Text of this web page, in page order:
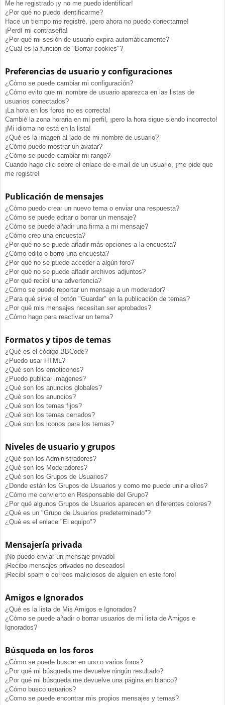
Me he registrado ¡y no me puedo identificar!
¿Por qué no puedo identificarme?
Hace un tiempo me registré, ¡pero ahora no puedo conectarme!
¡Perdí mi contraseña!
¿Por qué mi sesión de usuario expira automáticamente?
¿Cuál es la función de "Borrar cookies"?
Preferencias de usuario y configuraciones
¿Cómo se puede cambiar mi configuración?
¿Cómo evito que mi nombre de usuario aparezca en las listas de
usuarios conectados?
¡La hora en los foros no es correcta!
Cambié la zona horaria en mi perfil, ¡pero la hora sigue siendo incorrecto!
¡Mi idioma no está en la lista!
¿Qué es la imagen al lado de mi nombre de usuario?
¿Cómo puedo mostrar un avatar?
¿Cómo se puede cambiar mi rango?
Cuando hago clic sobre el enlace de e-mail de un usuario, ¡me pide que
me registre!
Publicación de mensajes
¿Cómo puedo crear un nuevo tema o enviar una respuesta?
¿Cómo se puede editar o borrar un mensaje?
¿Cómo se puede añadir una firma a mi mensaje?
¿Cómo creo una encuesta?
¿Por qué no se puede añadir más opciones a la encuesta?
¿Cómo edito o borro una encuesta?
¿Por qué no se puede acceder a algún foro?
¿Por qué no se puede añadir archivos adjuntos?
¿Por qué recibí una advertencia?
¿Cómo se puede reportar un mensaje a un moderador?
¿Para qué sirve el botón "Guardar" en la publicación de temas?
¿Por qué mis mensajes necesitan ser aprobados?
¿Cómo hago para reactivar un tema?
Formatos y tipos de temas
¿Qué es el código BBCode?
¿Puedo usar HTML?
¿Qué son los emoticonos?
¿Puedo publicar imagenes?
¿Qué son los anuncios globales?
¿Qué son los anuncios?
¿Qué son los temas fijos?
¿Qué son los temas cerrados?
¿Qué son los iconos para los temas?
Niveles de usuario y grupos
¿Qué son los Administradores?
¿Qué son los Moderadores?
¿Qué son los Grupos de Usuarios?
¿Donde están los Grupos de Usuarios y como me puedo unir a ellos?
¿Cómo me convierto en Responsable del Grupo?
¿Por qué algunos Grupos de Usuarios aparecen en diferentes colores?
¿Qué es un "Grupo de Usuarios predeterminado"?
¿Qué es el enlace "El equipo"?
Mensajería privada
¡No puedo enviar un mensaje privado!
¡Recibo mensajes privados no deseados!
¡Recibí spam o correos maliciosos de alguien en este foro!
Amigos e Ignorados
¿Qué es la lista de Mis Amigos e Ignorados?
¿Cómo se puede añadir o borrar usuarios de mi lista de Amigos e
Ignorados?
Búsqueda en los foros
¿Cómo se puede buscar en uno o varios foros?
¿Por qué mi búsqueda me devuelve ningún resultado?
¿Por qué mi búsqueda me devuelve una página en blanco?
¿Cómo busco usuarios?
¿Como se puede encontrar mis propios mensajes y temas?